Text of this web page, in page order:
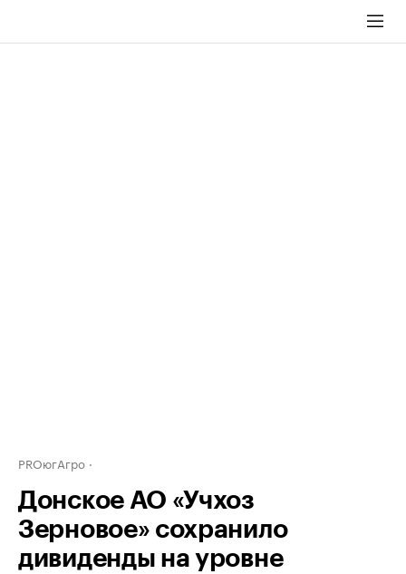
PROюгАгро
Донское АО «Учхоз
Зерновое» сохранило
дивиденды на уровне